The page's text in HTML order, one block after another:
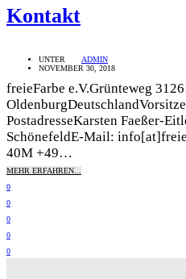
Kontakt
UNTER
ADMIN
NOVEMBER 30, 2018
freieFarbe e.V.Grünteweg
PostadresseKarsten Faeßer-
SchönefeldE-Mail:
40M +49…
MEHR ERFAHREN...
0
0
0
0
0